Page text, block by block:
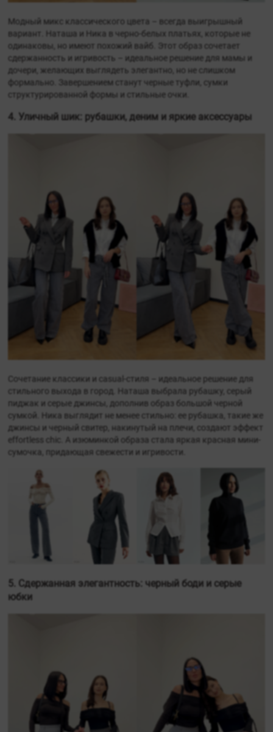
Модный микс классического цвета – всегда выигрышный
вариант. Наташа и Ника в черно-белых платьях, которые не
одинаковы, но имеют похожий вайб. Этот образ сочетает
сдержанность и игривость – идеальное решение для мамы и
дочери, желающих выглядеть элегантно, но не слишком
формально. Завершением станут черные туфли, сумки
структурированной формы и стильные очки.
4. Уличный шик: рубашки, деним и яркие аксессуары
Сочетание классики и casual-стиля – идеальное решение для
стильного выхода в город. Наташа выбрала рубашку, серый
пиджак и серые джинсы, дополнив образ большой черной
сумкой. Ника выглядит не менее стильно: ее рубашка, такие же
джинсы и черный свитер, накинутый на плечи, создают эффект
effortless chic. А изюминкой образа стала яркая красная мини-
сумочка, придающая свежести и игривости.
5. Сдержанная элегантность: черный боди и серые
юбки